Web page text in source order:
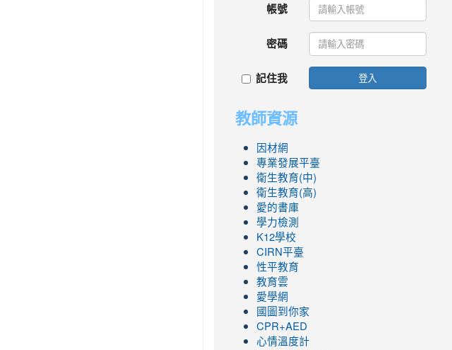
帳號
密碼
記住我 登入
教師資源
因材網
專業發展平臺
衛生教育(中)
衛生教育(高)
愛的書庫
學力檢測
K12學校
CIRN平臺
性平教育
教育雲
愛學網
國圖到你家
CPR+AED
心情溫度計